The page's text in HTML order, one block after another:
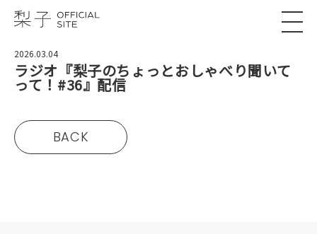
2026.03.04
ラジオ『梨子のちょっとおしゃべり聞いて
って！#36』配信
BACK